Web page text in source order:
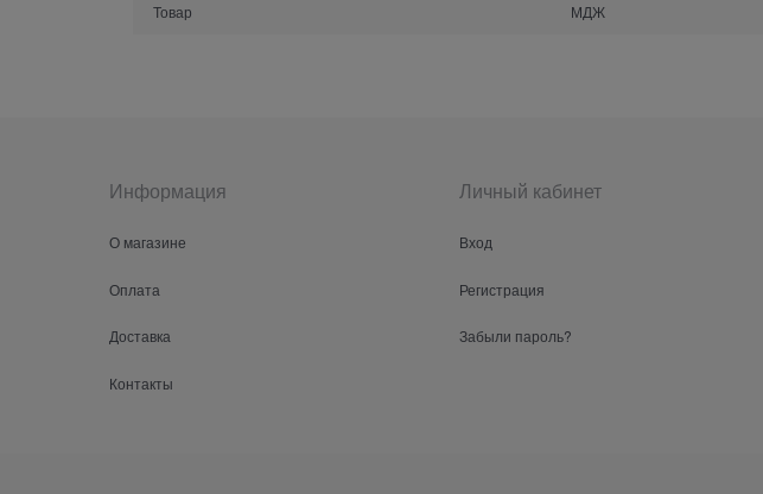
Товар МДЖ
Информация
О магазине
Оплата
Доставка
Контакты
Личный кабинет
Вход
Регистрация
Забыли пароль?